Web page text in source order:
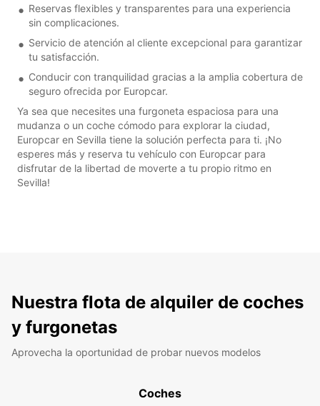
Reservas flexibles y transparentes para una experiencia
sin complicaciones.
Servicio de atención al cliente excepcional para garantizar
tu satisfacción.
Conducir con tranquilidad gracias a la amplia cobertura de
seguro ofrecida por Europcar.
Ya sea que necesites una furgoneta espaciosa para una
mudanza o un coche cómodo para explorar la ciudad,
Europcar en Sevilla tiene la solución perfecta para ti. ¡No
esperes más y reserva tu vehículo con Europcar para
disfrutar de la libertad de moverte a tu propio ritmo en
Sevilla!
Nuestra flota de alquiler de coches
y furgonetas
Aprovecha la oportunidad de probar nuevos modelos
Coches